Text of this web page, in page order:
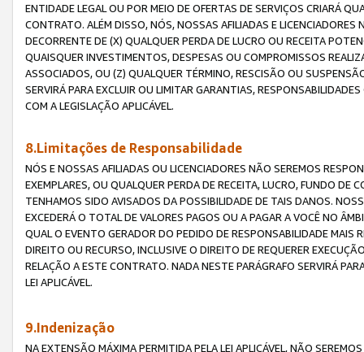
ENTIDADE LEGAL OU POR MEIO DE OFERTAS DE SERVIÇOS CRIARÁ
CONTRATO. ALÉM DISSO, NÓS, NOSSAS AFILIADAS E
DECORRENTE DE (X) QUALQUER PERDA DE LUCRO OU RECEITA
QUAISQUER INVESTIMENTOS, DESPESAS OU COMPROMISSOS
ASSOCIADOS, OU (Z) QUALQUER TÉRMINO, RESCISÃO OU
SERVIRÁ PARA EXCLUIR OU LIMITAR GARANTIAS,
COM A LEGISLAÇÃO APLICÁVEL.
8.Limitações de Responsabilidade
NÓS E NOSSAS AFILIADAS OU LICENCIADORES NÃO SEREMOS
EXEMPLARES, OU QUALQUER PERDA DE RECEITA, LUCRO, FUNDO
TENHAMOS SIDO AVISADOS DA POSSIBILIDADE DE TAIS DANOS.
EXCEDERÁ O TOTAL DE VALORES PAGOS OU A PAGAR A VOCÊ NO
QUAL O EVENTO GERADOR DO PEDIDO DE RESPONSABILIDADE
DIREITO OU RECURSO, INCLUSIVE O DIREITO DE REQUERER
RELAÇÃO A ESTE CONTRATO. NADA NESTE PARÁGRAFO SERVIRÁ
LEI APLICÁVEL.
9.Indenização
NA EXTENSÃO MÁXIMA PERMITIDA PELA LEI APLICÁVEL, NÃO